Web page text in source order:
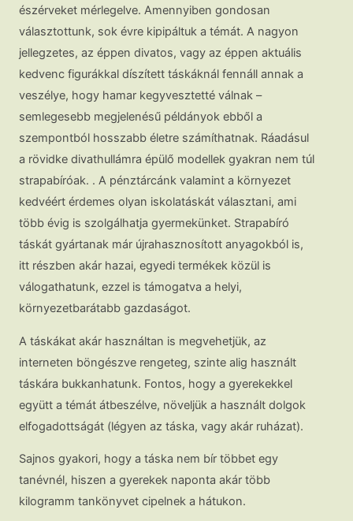
észérveket mérlegelve. Amennyiben gondosan
választottunk, sok évre kipipáltuk a témát. A nagyon
jellegzetes, az éppen divatos, vagy az éppen aktuális
kedvenc figurákkal díszített táskáknál fennáll annak a
veszélye, hogy hamar kegyvesztetté válnak –
semlegesebb megjelenésű példányok ebből a
szempontból hosszabb életre számíthatnak. Ráadásul
a rövidke divathullámra épülő modellek gyakran nem túl
strapabíróak. . A pénztárcánk valamint a környezet
kedvéért érdemes olyan iskolatáskát választani, ami
több évig is szolgálhatja gyermekünket. Strapabíró
táskát gyártanak már újrahasznosított anyagokból is,
itt részben akár hazai, egyedi termékek közül is
válogathatunk, ezzel is támogatva a helyi,
környezetbarátabb gazdaságot.
A táskákat akár használtan is megvehetjük, az
interneten böngészve rengeteg, szinte alig használt
táskára bukkanhatunk. Fontos, hogy a gyerekekkel
együtt a témát átbeszélve, növeljük a használt dolgok
elfogadottságát (légyen az táska, vagy akár ruházat).
Sajnos gyakori, hogy a táska nem bír többet egy
tanévnél, hiszen a gyerekek naponta akár több
kilogramm tankönyvet cipelnek a hátukon.